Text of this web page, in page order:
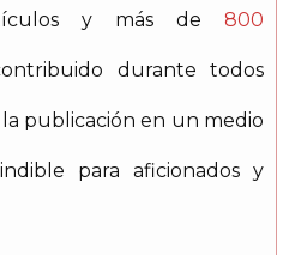
y más de 800
durante todos
publicación en un medio
para aficionados y